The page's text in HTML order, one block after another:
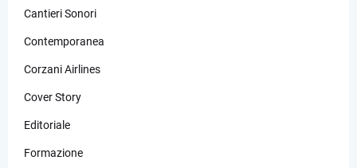
Cantieri Sonori
Contemporanea
Corzani Airlines
Cover Story
Editoriale
Formazione